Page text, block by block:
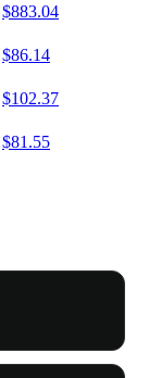
$883.04
$86.14
$102.37
$81.55